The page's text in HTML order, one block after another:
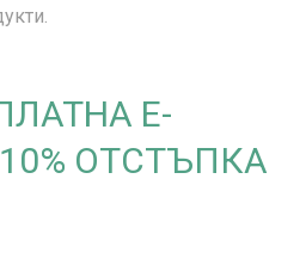
Е-
ОТСТЪПКА